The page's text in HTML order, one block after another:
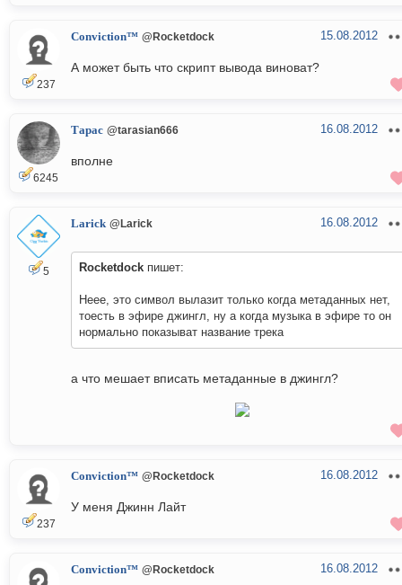
237
Conviction™ @Rocketdock 15.08.2012
А может быть что скрипт вывода виноват?
6245
Тарас @tarasian666 16.08.2012
вполне
5
Larick @Larick 16.08.2012
Rocketdock пишет:
Неее, это символ вылазит только когда метаданных нет,
тоесть в эфире джингл, ну а когда музыка в эфире то он
нормально показыват название трека
а что мешает вписать метаданные в джингл?
237
Conviction™ @Rocketdock 16.08.2012
У меня Джинн Лайт
Conviction™ @Rocketdock 16.08.2012